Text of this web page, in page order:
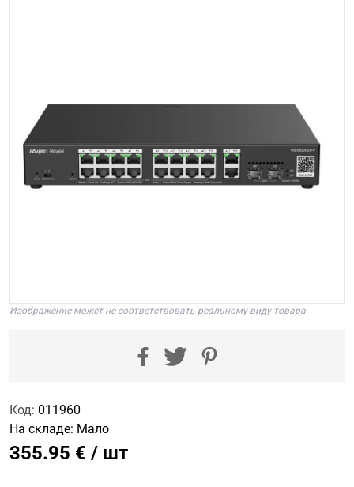
Изображение может не соответствовать реальному виду товара
Код: 011960
На складе: Мало
355.95 € / шт